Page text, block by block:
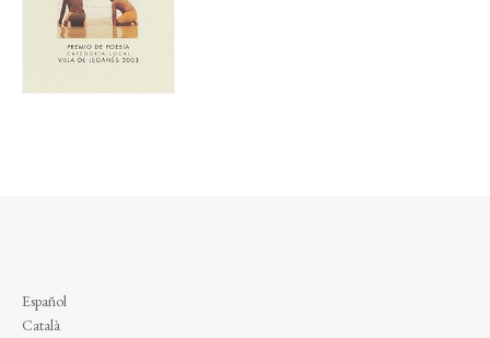
Español
Català